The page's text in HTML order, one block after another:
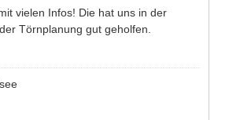
vielen Infos! Die hat uns in der
Törnplanung gut geholfen.